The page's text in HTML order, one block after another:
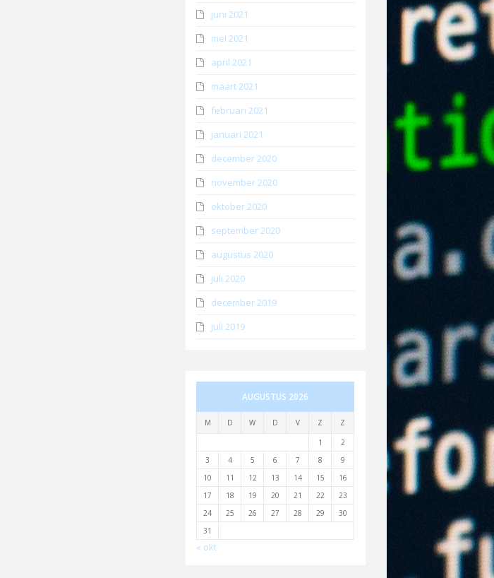
juni 2021
mei 2021
april 2021
maart 2021
februari 2021
januari 2021
december 2020
november 2020
oktober 2020
september 2020
augustus 2020
juli 2020
december 2019
juli 2019
AUGUSTUS 2026
M D W D V Z
Z
1
2
3
4 5 6 7 8
9
10
11 12 13 14 15
16
17
18 19 20 21 22
23
24
25 26 27 28 29
30
31
« okt